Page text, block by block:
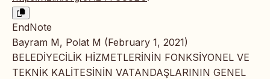
EndNote
Bayram M, Polat M (February 1, 2021)
BELEDİYECİLİK HİZMETLERİNİN FONKSİYONEL VE
TEKNİK KALİTESİNİN VATANDAŞLARININ GENEL